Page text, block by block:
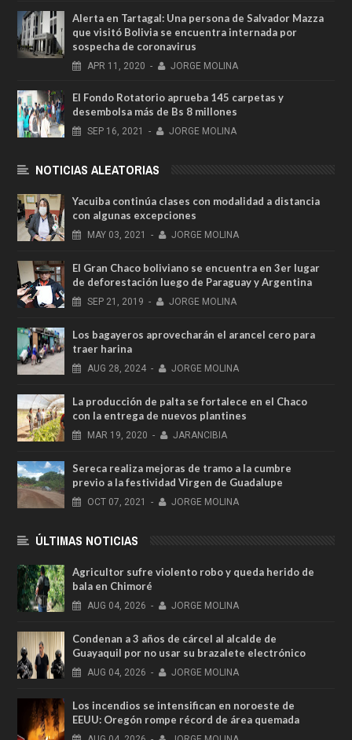
Alerta en Tartagal: Una persona de Salvador Mazza
que visitó Bolivia se encuentra internada por
sospecha de coronavirus
APR 11, 2020 - JORGE MOLINA
El Fondo Rotatorio aprueba 145 carpetas y
desembolsa más de Bs 8 millones
SEP 16, 2021 - JORGE MOLINA
NOTICIAS ALEATORIAS
Yacuiba continúa clases con modalidad a distancia
con algunas excepciones
MAY 03, 2021 - JORGE MOLINA
El Gran Chaco boliviano se encuentra en 3er lugar
de deforestación luego de Paraguay y Argentina
SEP 21, 2019 - JORGE MOLINA
Los bagayeros aprovecharán el arancel cero para
traer harina
AUG 28, 2024 - JORGE MOLINA
La producción de palta se fortalece en el Chaco
con la entrega de nuevos plantines
MAR 19, 2020 - JARANCIBIA
Sereca realiza mejoras de tramo a la cumbre
previo a la festividad Virgen de Guadalupe
OCT 07, 2021 - JORGE MOLINA
ÚLTIMAS NOTICIAS
Agricultor sufre violento robo y queda herido de
bala en Chimoré
AUG 04, 2026 - JORGE MOLINA
Condenan a 3 años de cárcel al alcalde de
Guayaquil por no usar su brazalete electrónico
AUG 04, 2026 - JORGE MOLINA
Los incendios se intensifican en noroeste de
EEUU: Oregón rompe récord de área quemada